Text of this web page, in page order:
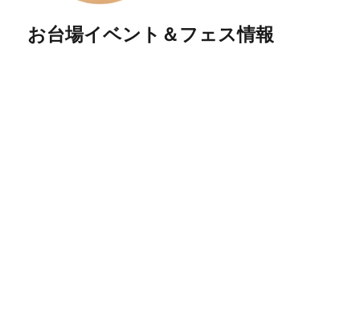
お台場イベント＆フェス情報